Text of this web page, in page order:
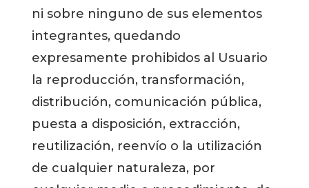
ni sobre ninguno de sus elementos
integrantes, quedando
expresamente prohibidos al Usuario
la reproducción, transformación,
distribución, comunicación pública,
puesta a disposición, extracción,
reutilización, reenvío o la utilización
de cualquier naturaleza, por